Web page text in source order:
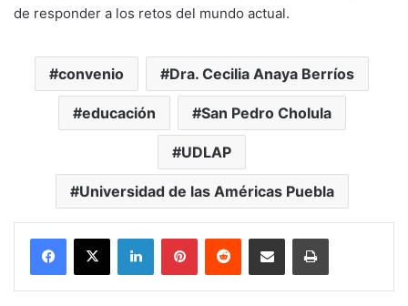
de responder a los retos del mundo actual.
convenio Dra. Cecilia Anaya Berríos
educación San Pedro Cholula
UDLAP
Universidad de las Américas Puebla
LinkedInPinterestReddit Share via Email Print